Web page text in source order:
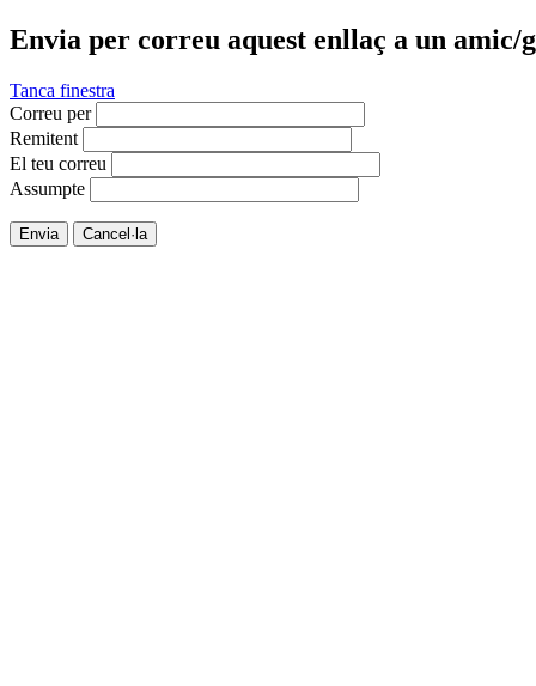
Envia per correu aquest enllaç a un amic/
Tanca finestra
Correu per
Remitent
El teu correu
Assumpte
Envia Cancel·la